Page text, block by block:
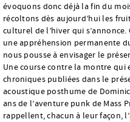
évoquons donc déjà la fin du
récoltons dès aujourd’hui les
culturel de l’hiver qui
une appréhension permanente
nous pousse à envisager le
Une course contre la montre qui
chroniques publiées dans le
acoustique posthume de
ans de l’aventure punk de Mass
rappellent, chacun à leur façon,